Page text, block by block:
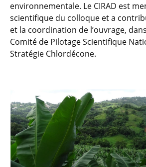
environnementale. Le CIRAD est
scientifique du colloque et a
et la coordination de l’ouvrage,
Comité de Pilotage Scientifique
Stratégie Chlordécone.